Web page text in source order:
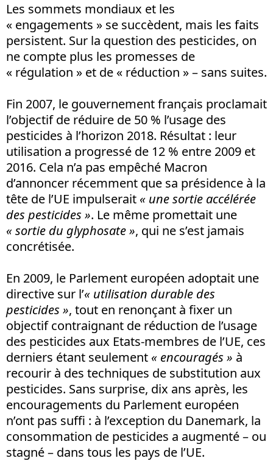
Les sommets mondiaux et les
« engagements » se succèdent, mais les faits
persistent. Sur la question des pesticides, on
ne compte plus les promesses de
« régulation » et de « réduction » – sans suites.
Fin 2007, le gouvernement français proclamait
l’objectif de réduire de 50 % l’usage des
pesticides à l’horizon 2018. Résultat : leur
utilisation a progressé de 12 % entre 2009 et
2016. Cela n’a pas empêché Macron
d’annoncer récemment que sa présidence à la
tête de l’UE impulserait « une sortie accélérée
des pesticides ». Le même promettait une
« sortie du glyphosate », qui ne s’est jamais
concrétisée.
En 2009, le Parlement européen adoptait une
directive sur l’« utilisation durable des
pesticides », tout en renonçant à fixer un
objectif contraignant de réduction de l’usage
des pesticides aux Etats-membres de l’UE, ces
derniers étant seulement « encouragés » à
recourir à des techniques de substitution aux
pesticides. Sans surprise, dix ans après, les
encouragements du Parlement européen
n’ont pas suffi : à l’exception du Danemark, la
consommation de pesticides a augmenté – ou
stagné – dans tous les pays de l’UE.